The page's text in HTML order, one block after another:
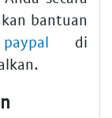
bantuan
di